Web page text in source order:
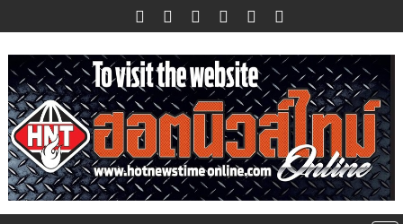
to
content